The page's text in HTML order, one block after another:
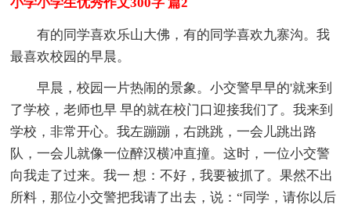
有的同学喜欢乐山大佛，有的同学喜欢九寨沟。我
最喜欢校园的早晨。
早晨，校园一片热闹的景象。小交警早早的'就来到
了学校，老师也早 早的就在校门口迎接我们了。我来到
学校，非常开心。我左蹦蹦，右跳跳，一会儿跳出路
队，一会儿就像一位醉汉横冲直撞。这时，一位小交警
向我走了过来。我一 想：不好，我要被抓了。果然不出
所料，那位小交警把我请了出去，说：“同学，请你以后